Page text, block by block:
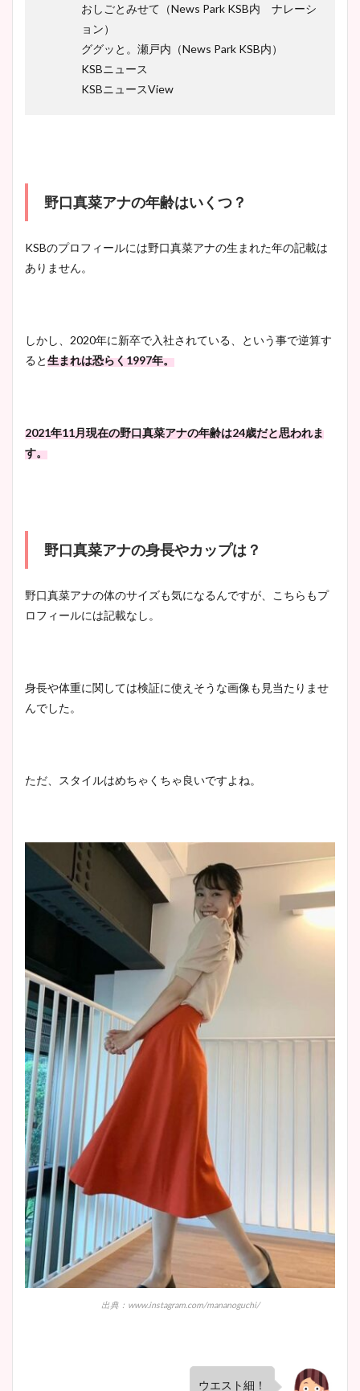
おしごとみせて（News Park KSB内 ナレーシ
ョン）
ググッと。瀬戸内（News Park KSB内）
KSBニュース
KSBニュースView
野口真菜アナの年齢はいくつ？
KSBのプロフィールには野口真菜アナの生まれた年の記載は
ありません。
しかし、2020年に新卒で入社されている、という事で逆算す
ると生まれは恐らく1997年。
2021年11月現在の野口真菜アナの年齢は24歳だと思われま
す。
野口真菜アナの身長やカップは？
野口真菜アナの体のサイズも気になるんですが、こちらもプ
ロフィールには記載なし。
身長や体重に関しては検証に使えそうな画像も見当たりませ
んでした。
ただ、スタイルはめちゃくちゃ良いですよね。
出典：www.instagram.com/mananoguchi/
ウエスト細！